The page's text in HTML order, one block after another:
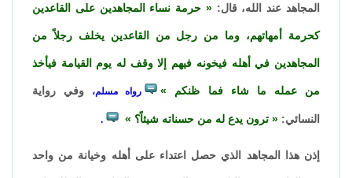
المجاهد عند الله، قال: حرمة نساء المجاهدين على القاعدين
كحرمة أمهاتهم، وما من رجل من القاعدين يخلف رجلاً من
المجاهدين في أهله فيخونه فيهم إلا وقف له يوم القيامة فيأخذ
من عمله ما شاء فما ظنكم رواه مسلم، وفي رواية
النسائي: ترون يدع له من حسناته شيئاً؟ .
إذن هذا المجاهد الذي حصل اعتداء على أهله وخيانة من واحد